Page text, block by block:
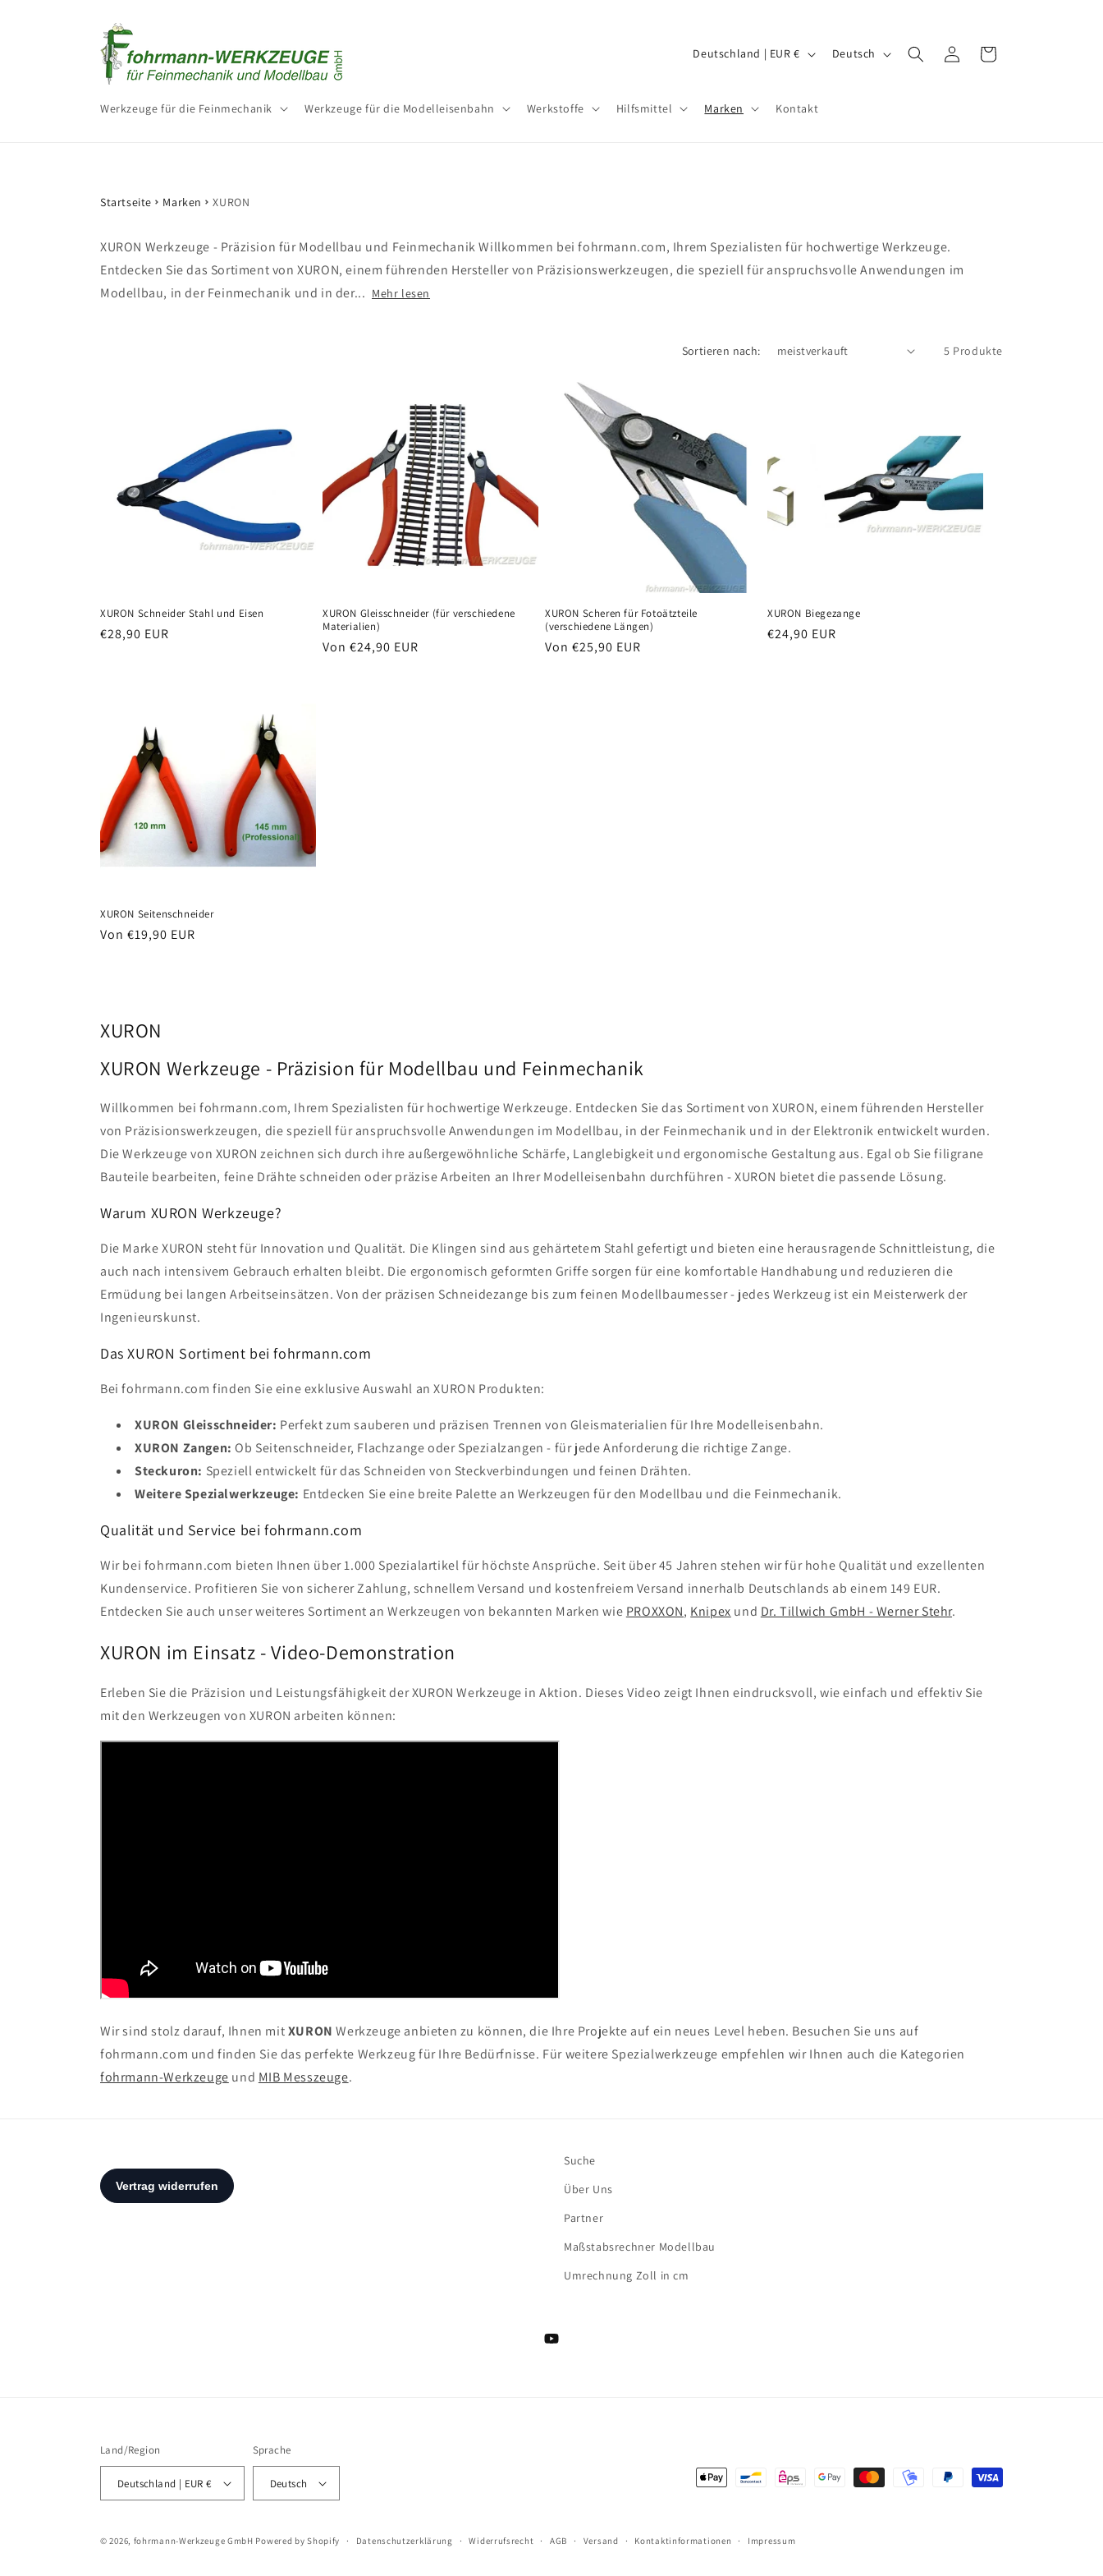
Werkzeuge für die Feinmechanik Werkzeuge für die Modelleisenbahn Werkstoffe Hilfsmittel Marken Kontakt
n
i
o
Deutschland | EUR € Deutsch EinloggenWarenkorb
Startseite Marken XURON
XURON Werkzeuge - Präzision für Modellbau und Feinmechanik Willkommen bei fohrmann.com, Ihrem Spezialisten für hochwertige Werkzeuge.
Entdecken Sie das Sortiment von XURON, einem führenden Hersteller von Präzisionswerkzeugen, die speziell für anspruchsvolle Anwendungen im
Modellbau, in der Feinmechanik und in der... Mehr lesen
Sortieren nach: 5 Produkte
XURON Schneider Stahl und Eisen
Normaler
€28,90 EUR
XURON Gleisschneider (für verschiedene
Materialien)
Normaler
Von €24,90 EUR
XURON Scheren für Fotoätzteile
(verschiedene Längen)
Normaler
Von €25,90 EUR
XURON Biegezange
Normaler
€24,90 EUR
XURON Seitenschneider
Normaler
Von €19,90 EUR
XURON
XURON Werkzeuge - Präzision für Modellbau und Feinmechanik
Willkommen bei fohrmann.com, Ihrem Spezialisten für hochwertige Werkzeuge. Entdecken Sie das Sortiment von XURON, einem führenden Hersteller
von Präzisionswerkzeugen, die speziell für anspruchsvolle Anwendungen im Modellbau, in der Feinmechanik und in der Elektronik entwickelt wurden.
Die Werkzeuge von XURON zeichnen sich durch ihre außergewöhnliche Schärfe, Langlebigkeit und ergonomische Gestaltung aus. Egal ob Sie filigrane
Bauteile bearbeiten, feine Drähte schneiden oder präzise Arbeiten an Ihrer Modelleisenbahn durchführen - XURON bietet die passende Lösung.
Warum XURON Werkzeuge?
Die Marke XURON steht für Innovation und Qualität. Die Klingen sind aus gehärtetem Stahl gefertigt und bieten eine herausragende Schnittleistung, die
auch nach intensivem Gebrauch erhalten bleibt. Die ergonomisch geformten Griffe sorgen für eine komfortable Handhabung und reduzieren die
Ermüdung bei langen Arbeitseinsätzen. Von der präzisen Schneidezange bis zum feinen Modellbaumesser - jedes Werkzeug ist ein Meisterwerk der
Ingenieurskunst.
Das XURON Sortiment bei fohrmann.com
Bei fohrmann.com finden Sie eine exklusive Auswahl an XURON Produkten:
XURON Gleisschneider: Perfekt zum sauberen und präzisen Trennen von Gleismaterialien für Ihre Modelleisenbahn.
XURON Zangen: Ob Seitenschneider, Flachzange oder Spezialzangen - für jede Anforderung die richtige Zange.
Steckuron: Speziell entwickelt für das Schneiden von Steckverbindungen und feinen Drähten.
Weitere Spezialwerkzeuge: Entdecken Sie eine breite Palette an Werkzeugen für den Modellbau und die Feinmechanik.
Qualität und Service bei fohrmann.com
Wir bei fohrmann.com bieten Ihnen über 1.000 Spezialartikel für höchste Ansprüche. Seit über 45 Jahren stehen wir für hohe Qualität und exzellenten
Kundenservice. Profitieren Sie von sicherer Zahlung, schnellem Versand und kostenfreiem Versand innerhalb Deutschlands ab einem 149 EUR.
Entdecken Sie auch unser weiteres Sortiment an Werkzeugen von bekannten Marken wie PROXXON, Knipex und Dr. Tillwich GmbH - Werner Stehr.
XURON im Einsatz - Video-Demonstration
Erleben Sie die Präzision und Leistungsfähigkeit der XURON Werkzeuge in Aktion. Dieses Video zeigt Ihnen eindrucksvoll, wie einfach und effektiv Sie
mit den Werkzeugen von XURON arbeiten können:
Wir sind stolz darauf, Ihnen mitXURON Werkzeuge anbieten zu können, die Ihre Projekte auf ein neues Level heben. Besuchen Sie uns auf
fohrmann.com und finden Sie das perfekte Werkzeug für Ihre Bedürfnisse. Für weitere Spezialwerkzeuge empfehlen wir Ihnen auch die Kategorien
fohrmann-Werkzeuge und MIB Messzeuge.
Suche
Über Uns
Partner
Maßstabsrechner Modellbau
Umrechnung Zoll in cm
YouTube
Land/Region
Deutschland | EUR €
Sprache
Deutsch Zahlungsmethoden
© 2026, fohrmann-Werkzeuge GmbH Powered by Shopify Datenschutzerklärung Widerrufsrecht AGB Versand Kontaktinformationen Impressum